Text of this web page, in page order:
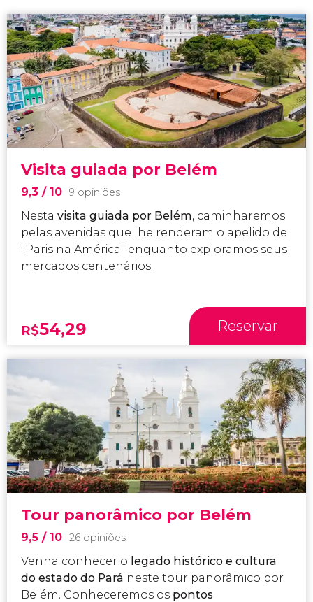
Visita guiada por Belém
9,3 / 10 9 opiniões
Nesta visita guiada por Belém, caminharemos
pelas avenidas que lhe renderam o apelido de
"Paris na América" enquanto exploramos seus
mercados centenários.
R$54,29 Reservar
Tour panorâmico por Belém
9,5 / 10 26 opiniões
Venha conhecer o legado histórico e cultura
do estado do Pará neste tour panorâmico por
Belém. Conheceremos os pontos